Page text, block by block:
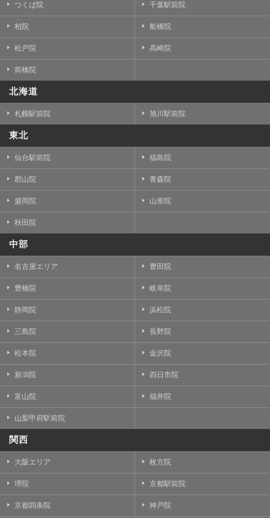
つくば院 千葉駅前院
柏院 船橋院
松戸院 高崎院
前橋院
北海道
札幌駅前院 旭川駅前院
東北
仙台駅前院 福島院
郡山院 青森院
盛岡院 山形院
秋田院
中部
名古屋エリア 豊田院
豊橋院 岐阜院
静岡院 浜松院
三島院 長野院
松本院 金沢院
新潟院 四日市院
富山院 福井院
山梨甲府駅前院
関西
大阪エリア 枚方院
堺院 京都駅前院
京都四条院 神戸院